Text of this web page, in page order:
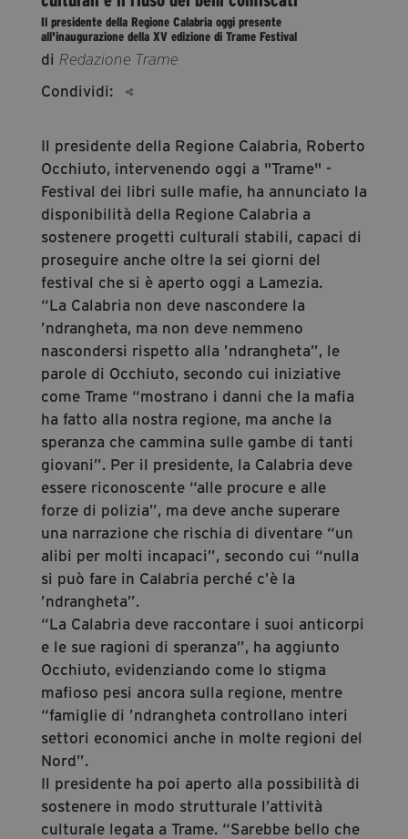
segreteria@tramefestival.it
info@tramefestival.it
+39 346 954 4078
Il presidente della Regione Calabria oggi presente
all'inaugurazione della XV edizione di Trame Festival
di Redazione Trame
Condividi:
Il presidente della Regione Calabria, Roberto
Occhiuto, intervenendo oggi a "Trame" -
Festival dei libri sulle mafie, ha annunciato la
disponibilità della Regione Calabria a
sostenere progetti culturali stabili, capaci di
proseguire anche oltre la sei giorni del
festival che si è aperto oggi a Lamezia.
“La Calabria non deve nascondere la
’ndrangheta, ma non deve nemmeno
nascondersi rispetto alla ’ndrangheta”, le
parole di Occhiuto, secondo cui iniziative
come Trame “mostrano i danni che la mafia
ha fatto alla nostra regione, ma anche la
speranza che cammina sulle gambe di tanti
giovani”. Per il presidente, la Calabria deve
essere riconoscente “alle procure e alle
forze di polizia”, ma deve anche superare
una narrazione che rischia di diventare “un
alibi per molti incapaci”, secondo cui “nulla
si può fare in Calabria perché c’è la
’ndrangheta”.
“La Calabria deve raccontare i suoi anticorpi
e le sue ragioni di speranza”, ha aggiunto
Occhiuto, evidenziando come lo stigma
mafioso pesi ancora sulla regione, mentre
“famiglie di ’ndrangheta controllano interi
settori economici anche in molte regioni del
Nord”.
Il presidente ha poi aperto alla possibilità di
sostenere in modo strutturale l’attività
culturale legata a Trame. “Sarebbe bello che